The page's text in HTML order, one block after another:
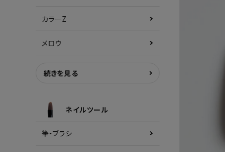
カラーZ
メロウ
続きを見る
ネイルツール
筆・ブラシ